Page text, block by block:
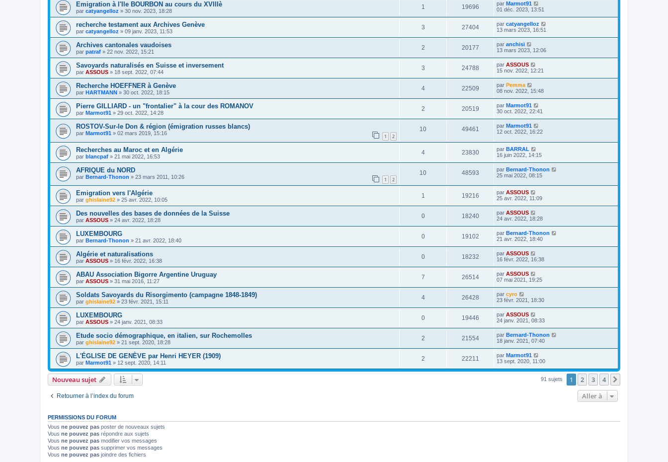
Emigration à l'Ile BOURBON au cours du XVIIIè
par catyangelloz » 30 nov. 2023, 18:28
1 19696 par Marmot91
01 déc. 2023, 13:51
recherche testament aux Archives Genève
par catyangelloz » 09 janv. 2023, 11:53
3 27404 par catyangelloz
13 mars 2023, 16:51
Archives cantonales vaudoises
par patraf » 22 nov. 2022, 15:21
2 20177 par anchisi
13 mars 2023, 12:06
Savoyards naturalisés en Suisse et inversement
par ASSOUS » 18 sept. 2022, 07:44
3 24788 par ASSOUS
15 nov. 2022, 12:21
Recherche HOEFFNER à Genève
par HARTMANN » 30 oct. 2022, 18:15
4 22509 par Pemma
08 nov. 2022, 15:48
Pierre GILLIARD - un "frontalier" à la cour des ROMANOV
par Marmot91 » 29 oct. 2022, 14:28
2 20519 par Marmot91
30 oct. 2022, 22:41
ROSTOV-Sur-le Don & région (émigration russes blancs)
par Marmot91 » 02 mars 2019, 15:16 1 2
10 49461 par Marmot91
12 oct. 2022, 16:22
Recherches au Maroc et en Algérie
par blancpaf » 21 mai 2022, 16:53
4 23830 par BARRAL
16 juin 2022, 14:15
AFRIQUE du NORD
par Bernard-Thonon » 23 mars 2011, 10:26 1 2
10 48593 par Bernard-Thonon
25 mai 2022, 08:15
Emigration vers l'Algérie
par ghislaine92 » 25 avr. 2022, 10:05
1 19216 par ASSOUS
25 avr. 2022, 11:09
Des nouvelles des bases de données de la Suisse
par ASSOUS » 24 avr. 2022, 18:28
0 18240 par ASSOUS
24 avr. 2022, 18:28
LUXEMBOURG
par Bernard-Thonon » 21 avr. 2022, 18:40
0 19102 par Bernard-Thonon
21 avr. 2022, 18:40
Algérie et naturalisations
par ASSOUS » 16 févr. 2022, 16:38
0 18232 par ASSOUS
16 févr. 2022, 16:38
ABAU Association Bigorre Argentine Uruguay
par ASSOUS » 31 mai 2016, 11:27
7 26514 par ASSOUS
07 mai 2021, 19:25
Soldats Savoyards du Risorgimento (campagne 1848-1849)
par ghislaine92 » 23 févr. 2021, 15:11
4 26428 par cyro
23 févr. 2021, 18:30
LUXEMBOURG
par ASSOUS » 24 janv. 2021, 08:33
0 19446 par ASSOUS
24 janv. 2021, 08:33
Etude socio démographique, en italien, sur Rochemolles
par ghislaine92 » 21 sept. 2020, 18:28
2 21554 par Bernard-Thonon
18 janv. 2021, 07:40
L'ÉGLISE DE GENÈVE par Henri HEYER (1909)
par Marmot91 » 12 sept. 2020, 14:11
2 22211 par Marmot91
13 sept. 2020, 11:00
Nouveau sujet 91 sujets 1 2 3 4
Retourner à l’index du forum Aller à
PERMISSIONS DU FORUM
Vous ne pouvez pas poster de nouveaux sujets
Vous ne pouvez pas répondre aux sujets
Vous ne pouvez pas modifier vos messages
Vous ne pouvez pas supprimer vos messages
Vous ne pouvez pas joindre des fichiers